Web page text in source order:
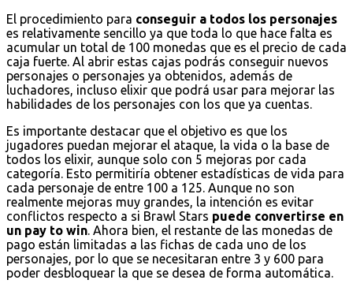
El procedimiento para conseguir a todos los personajes
es relativamente sencillo ya que toda lo que hace falta es
acumular un total de 100 monedas que es el precio de cada
caja fuerte. Al abrir estas cajas podrás conseguir nuevos
personajes o personajes ya obtenidos, además de
luchadores, incluso elixir que podrá usar para mejorar las
habilidades de los personajes con los que ya cuentas.
Es importante destacar que el objetivo es que los
jugadores puedan mejorar el ataque, la vida o la base de
todos los elixir, aunque solo con 5 mejoras por cada
categoría. Esto permitiría obtener estadísticas de vida para
cada personaje de entre 100 a 125. Aunque no son
realmente mejoras muy grandes, la intención es evitar
conflictos respecto a si Brawl Stars puede convertirse en
un pay to win . Ahora bien, el restante de las monedas de
pago están limitadas a las fichas de cada uno de los
personajes, por lo que se necesitaran entre 3 y 600 para
poder desbloquear la que se desea de forma automática.